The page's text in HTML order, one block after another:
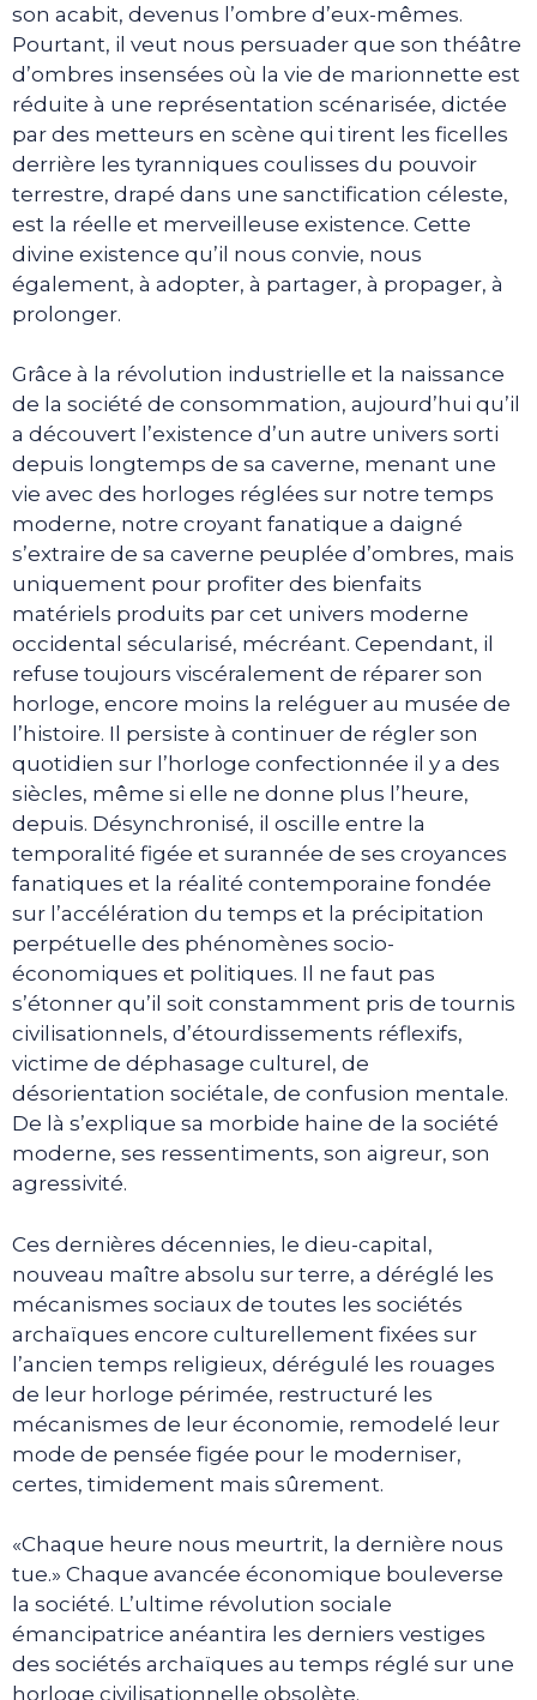
son acabit, devenus l’ombre d’eux-mêmes.
Pourtant, il veut nous persuader que son théâtre
d’ombres insensées où la vie de marionnette est
réduite à une représentation scénarisée, dictée
par des metteurs en scène qui tirent les ficelles
derrière les tyranniques coulisses du pouvoir
terrestre, drapé dans une sanctification céleste,
est la réelle et merveilleuse existence. Cette
divine existence qu’il nous convie, nous
également, à adopter, à partager, à propager, à
prolonger.
Grâce à la révolution industrielle et la naissance
de la société de consommation, aujourd’hui qu’il
a découvert l’existence d’un autre univers sorti
depuis longtemps de sa caverne, menant une
vie avec des horloges réglées sur notre temps
moderne, notre croyant fanatique a daigné
s’extraire de sa caverne peuplée d’ombres, mais
uniquement pour profiter des bienfaits
matériels produits par cet univers moderne
occidental sécularisé, mécréant. Cependant, il
refuse toujours viscéralement de réparer son
horloge, encore moins la reléguer au musée de
l’histoire. Il persiste à continuer de régler son
quotidien sur l’horloge confectionnée il y a des
siècles, même si elle ne donne plus l’heure,
depuis. Désynchronisé, il oscille entre la
temporalité figée et surannée de ses croyances
fanatiques et la réalité contemporaine fondée
sur l’accélération du temps et la précipitation
perpétuelle des phénomènes socio-
économiques et politiques. Il ne faut pas
s’étonner qu’il soit constamment pris de tournis
civilisationnels, d’étourdissements réflexifs,
victime de déphasage culturel, de
désorientation sociétale, de confusion mentale.
De là s’explique sa morbide haine de la société
moderne, ses ressentiments, son aigreur, son
agressivité.
Ces dernières décennies, le dieu-capital,
nouveau maître absolu sur terre, a déréglé les
mécanismes sociaux de toutes les sociétés
archaïques encore culturellement fixées sur
l’ancien temps religieux, dérégulé les rouages
de leur horloge périmée, restructuré les
mécanismes de leur économie, remodelé leur
mode de pensée figée pour le moderniser,
certes, timidement mais sûrement.
«Chaque heure nous meurtrit, la dernière nous
tue.» Chaque avancée économique bouleverse
la société. L’ultime révolution sociale
émancipatrice anéantira les derniers vestiges
des sociétés archaïques au temps réglé sur une
horloge civilisationnelle obsolète.